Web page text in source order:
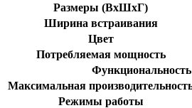
Размеры (ВхШхГ)
Ширина встраивания
Цвет
Потребляемая мощность
Максимальная
Режимы работы